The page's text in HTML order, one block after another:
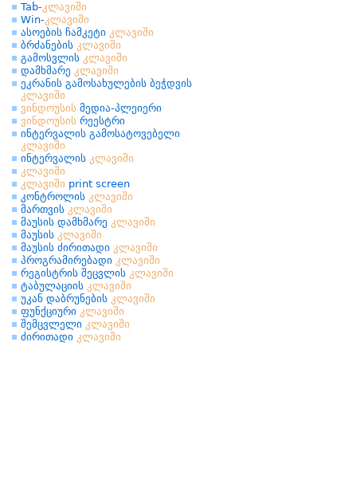
Tab-კლავიში
Win-კლავიში
ასოების ჩამკეტი კლავიში
ბრძანების კლავიში
გამოსვლის კლავიში
დამხმარე კლავიში
ეკრანის გამოსახულების ბეჭდვის
კლავიში
ვინდოუსის მედია-პლეიერი
ვინდოუსის რეესტრი
ინტერვალის გამოსატოვებელი
კლავიში
ინტერვალის კლავიში
კლავიში
კლავიში print screen
კონტროლის კლავიში
მართვის კლავიში
მაუსის დამხმარე კლავიში
მაუსის კლავიში
მაუსის ძირითადი კლავიში
პროგრამირებადი კლავიში
რეგისტრის შეცვლის კლავიში
ტაბულაციის კლავიში
უკან დაბრუნების კლავიში
ფუნქციური კლავიში
შემცვლელი კლავიში
ძირითადი კლავიში